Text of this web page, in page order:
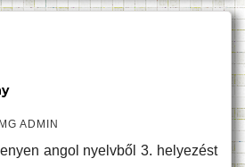
ADMIN
angol nyelvből 3. helyezést